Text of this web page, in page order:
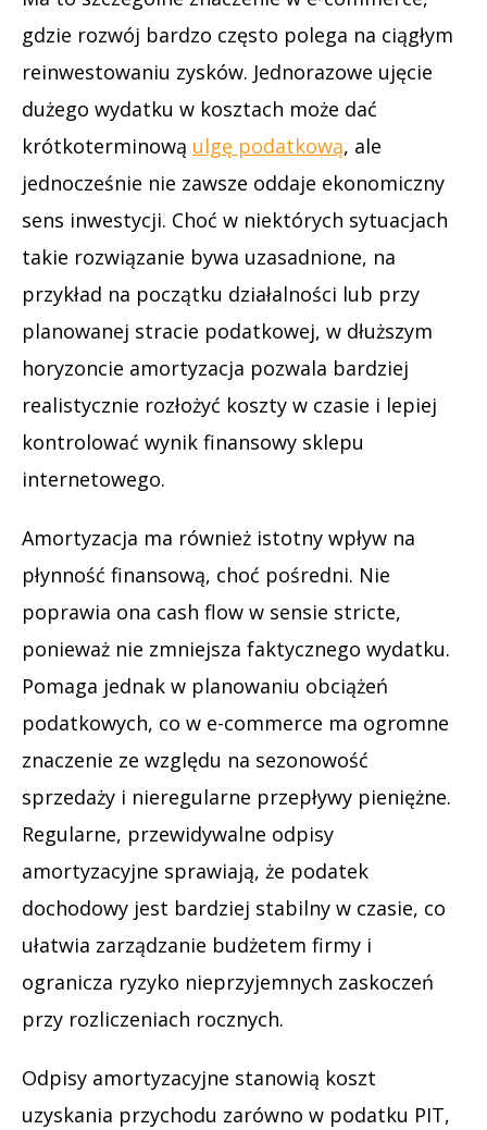
gdzie rozwój bardzo często polega na ciągłym
reinwestowaniu zysków. Jednorazowe ujęcie
dużego wydatku w kosztach może dać
krótkoterminową ulgę podatkową, ale
jednocześnie nie zawsze oddaje ekonomiczny
sens inwestycji. Choć w niektórych sytuacjach
takie rozwiązanie bywa uzasadnione, na
przykład na początku działalności lub przy
planowanej stracie podatkowej, w dłuższym
horyzoncie amortyzacja pozwala bardziej
realistycznie rozłożyć koszty w czasie i lepiej
kontrolować wynik finansowy sklepu
internetowego.
Amortyzacja ma również istotny wpływ na
płynność finansową, choć pośredni. Nie
poprawia ona cash flow w sensie stricte,
ponieważ nie zmniejsza faktycznego wydatku.
Pomaga jednak w planowaniu obciążeń
podatkowych, co w e-commerce ma ogromne
znaczenie ze względu na sezonowość
sprzedaży i nieregularne przepływy pieniężne.
Regularne, przewidywalne odpisy
amortyzacyjne sprawiają, że podatek
dochodowy jest bardziej stabilny w czasie, co
ułatwia zarządzanie budżetem firmy i
ogranicza ryzyko nieprzyjemnych zaskoczeń
przy rozliczeniach rocznych.
Odpisy amortyzacyjne stanowią koszt
uzyskania przychodu zarówno w podatku PIT,